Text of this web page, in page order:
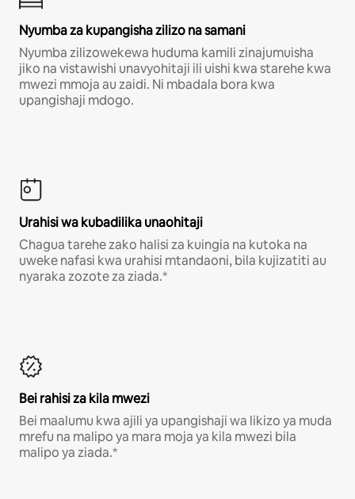
Nyumba za kupangisha zilizo na samani
Nyumba zilizowekewa huduma kamili zinajumuisha
jiko na vistawishi unavyohitaji ili uishi kwa starehe kwa
mwezi mmoja au zaidi. Ni mbadala bora kwa
upangishaji mdogo.
Urahisi wa kubadilika unaohitaji
Chagua tarehe zako halisi za kuingia na kutoka na
uweke nafasi kwa urahisi mtandaoni, bila kujizatiti au
nyaraka zozote za ziada.*
Bei rahisi za kila mwezi
Bei maalumu kwa ajili ya upangishaji wa likizo ya muda
mrefu na malipo ya mara moja ya kila mwezi bila
malipo ya ziada.*